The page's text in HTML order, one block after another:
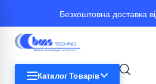
Безкоштовна доставка
Каталог Товарів